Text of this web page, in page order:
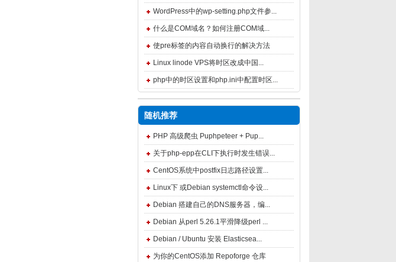
WordPress中的wp-setting.php文件参...
什么是COM域名？如何注册COM域...
使pre标签的内容自动换行的解决方法
Linux linode VPS将时区改成中国...
php中的时区设置和php.ini中配置时区...
随机推荐
PHP 高级爬虫 Puphpeteer + Pup...
关于php-epp在CLI下执行时发生错误...
CentOS系统中postfix日志路径设置...
Linux下 或Debian systemctl命令设...
Debian 搭建自己的DNS服务器，编...
Debian 从perl 5.26.1平滑降级perl ...
Debian / Ubuntu 安装 Elasticsea...
为你的CentOS添加 Repoforge 仓库